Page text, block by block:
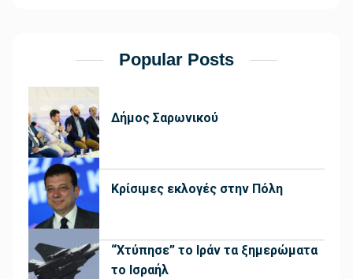
Popular Posts
Δήμος Σαρωνικού
Κρίσιμες εκλογές στην Πόλη
“Χτύπησε” το Ιράν τα ξημερώματα
το Ισραήλ